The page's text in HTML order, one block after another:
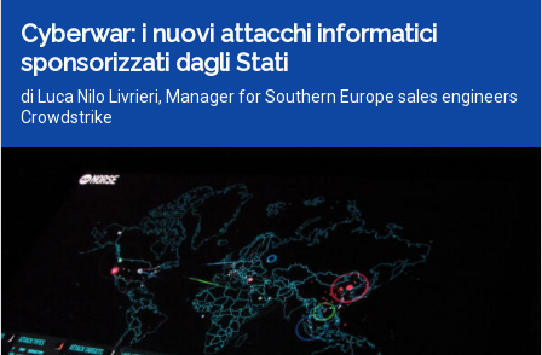
Cyberwar: i nuovi attacchi informatici
sponsorizzati dagli Stati
di Luca Nilo Livrieri, Manager for Southern Europe sales engineers
Crowdstrike